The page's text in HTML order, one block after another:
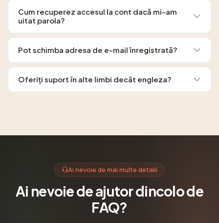
Cum recuperez accesul la cont dacă mi-am
uitat parola?
Pot schimba adresa de e-mail înregistrată?
Oferiți suport în alte limbi decât engleza?
Ai nevoie de mai multe detalii
Ai nevoie de ajutor dincolo de
FAQ?